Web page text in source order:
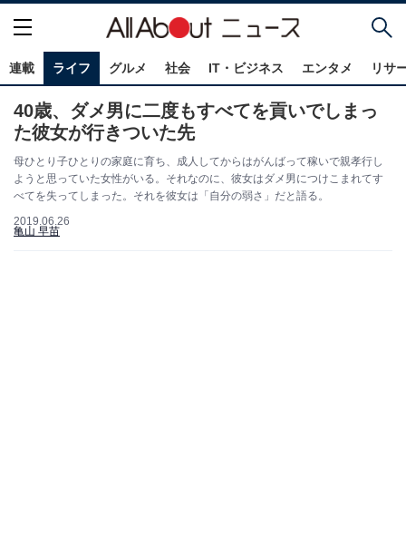
連載 ライフ グルメ 社会 IT・ビジネス エンタメ リサ
40歳、ダメ男に二度もすべてを貢いでしまっ
た彼女が行きついた先
母ひとり子ひとりの家庭に育ち、成人してからはがんばって稼いで親孝行し
ようと思っていた女性がいる。それなのに、彼女はダメ男につけこまれてす
べてを失ってしまった。それを彼女は「自分の弱さ」だと語る。
2019.06.26
亀山 早苗